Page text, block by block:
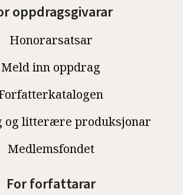
oppdragsgivarar
Honorarsatsar
Meld inn oppdrag
og litterære produksjonar
Medlemsfondet
For forfattarar